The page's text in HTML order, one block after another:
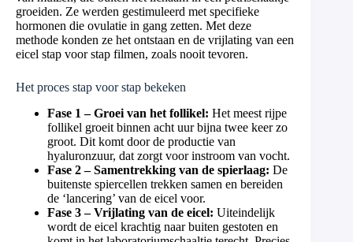
groeiden. Ze werden gestimuleerd met specifieke
hormonen die ovulatie in gang zetten. Met deze
methode konden ze het ontstaan en de vrijlating van een
eicel stap voor stap filmen, zoals nooit tevoren.
Het proces stap voor stap bekeken
Fase 1 – Groei van het follikel: Het meest rijpe
follikel groeit binnen acht uur bijna twee keer zo
groot. Dit komt door de productie van
hyaluronzuur, dat zorgt voor instroom van vocht.
Fase 2 – Samentrekking van de spierlaag: De
buitenste spiercellen trekken samen en bereiden
de ‘lancering’ van de eicel voor.
Fase 3 – Vrijlating van de eicel: Uiteindelijk
wordt de eicel krachtig naar buiten gestoten en